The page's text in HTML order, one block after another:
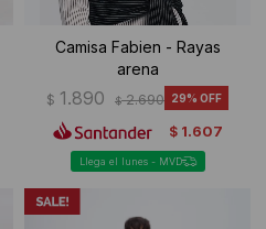
Camisa Fabien - Rayas
arena
$ 1.890 $ 2.690 29
$ 1.607
Llega el lunes - MVD